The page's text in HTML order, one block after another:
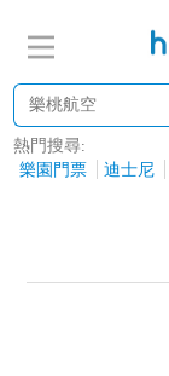
熱門搜尋:
樂園門票
迪士尼